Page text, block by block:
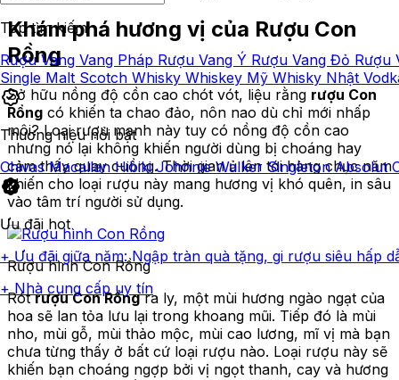
Top tìm kiếm
Rượu Vang Vang Pháp Rượu Vang Ý Rượu Vang Đỏ Rượu
Single Malt Scotch Whisky Whiskey Mỹ Whisky Nhật
Thương hiệu nổi bật
ChivasMacallanHibikiJohnnie WalkerSingletonAbsolut
Ưu đãi hot
+ Ưu đãi giữa năm: Ngập tràn quà tặng, gi rượu siêu hấp
+ Nhà cung cấp uy tín
Khám phá hương vị của Rượu Con
Rồng
Sở hữu nồng độ cồn cao chót vót, liệu rằng rượu Con
Rồng có khiến ta chao đảo, nôn nao dù chỉ mới nhấp
môi? Loại rượu mạnh này tuy có nồng độ cồn cao
nhưng nó lại không khiến người dùng bị choáng hay
cảm thấy quay cuồng. Thời gian ủ lên tới hàng chục năm
khiến cho loại rượu này mang hương vị khó quên, in sâu
vào tâm trí người sử dụng.
Rượu hình Con Rồng
Rótrượu Con Rồngra ly, một mùi hương ngào ngạt của
hoa sẽ lan tỏa lưu lại trong khoang mũi. Tiếp đó là mùi
nho, mùi gỗ, mùi thảo mộc, mùi cao lương, mĩ vị mà bạn
chưa từng thấy ở bất cứ loại rượu nào. Loại rượu này sẽ
khiến bạn choáng ngợp bởi vị ngọt thanh, cay và hương